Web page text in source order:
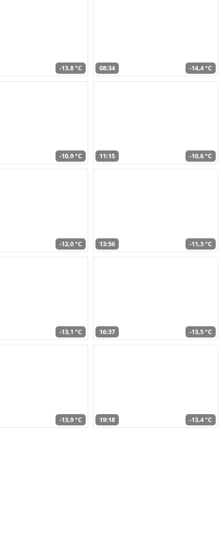
-13,8 °C 08:34 -14,4 °C
-10,9 °C 11:15 -10,6 °C
-12,0 °C 13:56 -11,3 °C
-13,1 °C 16:37 -13,5 °C
-13,9 °C 19:18 -13,4 °C